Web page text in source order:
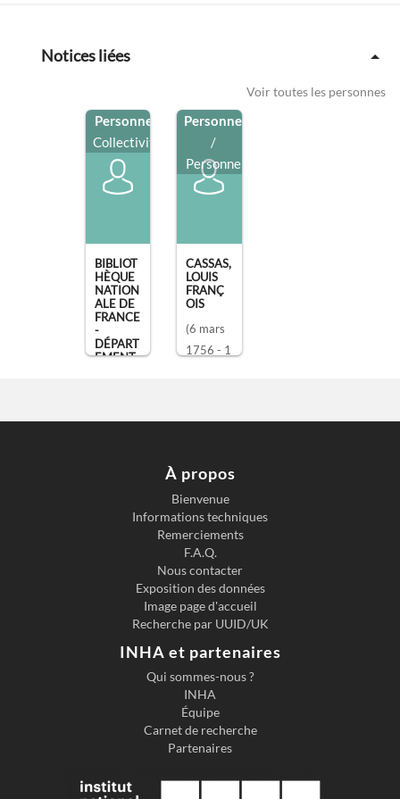
Notices liées
Voir toutes les personnes
Personne
Collectivité
BIBLIOT
HÈQUE
NATION
ALE DE
FRANCE
-
DÉPART
EMENT
Personne
/
Personne
CASSAS,
LOUIS
FRANÇ
OIS
(6 mars
1756 - 1
À propos
Bienvenue
Informations techniques
Remerciements
F.A.Q.
Nous contacter
Exposition des données
Image page d'accueil
Recherche par UUID/UK
INHA et partenaires
Qui sommes-nous ?
INHA
Équipe
Carnet de recherche
Partenaires